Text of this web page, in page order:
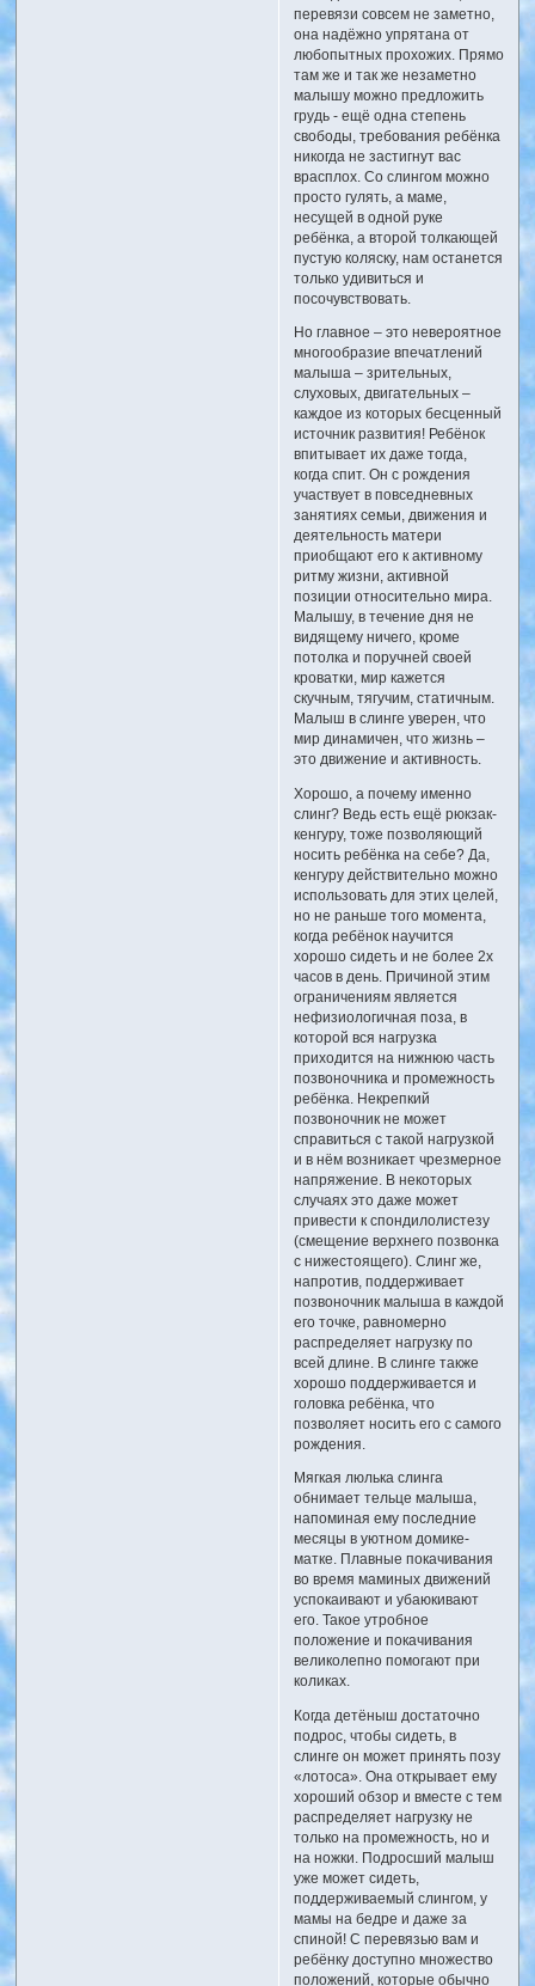
перевязи совсем не заметно,
она надёжно упрятана от
любопытных прохожих. Прямо
там же и так же незаметно
малышу можно предложить
грудь - ещё одна степень
свободы, требования ребёнка
никогда не застигнут вас
врасплох. Со слингом можно
просто гулять, a маме,
несущей в одной руке
ребёнка, а второй толкающей
пустую коляску, нам останется
только удивиться и
посочувствовать.
Но главное – это невероятное
многообразие впечатлений
малыша – зрительных,
слуховых, двигательных –
каждое из которых бесценный
источник развития! Ребёнок
впитывает их даже тогда,
когда спит. Он с рождения
участвует в повседневных
занятиях семьи, движения и
деятельность матери
приобщают его к активному
ритму жизни, активной
позиции относительно мира.
Малышу, в течение дня не
видящему ничего, кроме
потолка и поручней своей
кроватки, мир кажется
скучным, тягучим, статичным.
Малыш в слинге уверен, что
мир динамичен, что жизнь –
это движение и активность.
Хорошо, а почему именно
слинг? Ведь есть ещё рюкзак-
кенгуру, тоже позволяющий
носить ребёнка на себе? Да,
кенгуру действительно можно
использовать для этих целей,
но не раньше того момента,
когда ребёнок научится
хорошо сидеть и не более 2х
часов в день. Причиной этим
ограничениям является
нефизиологичная поза, в
которой вся нагрузка
приходится на нижнюю часть
позвоночника и промежность
ребёнка. Некрепкий
позвоночник не может
справиться с такой нагрузкой
и в нём возникает чрезмерное
напряжение. В некоторых
случаях это даже может
привести к спондилолистезу
(смещение верхнего позвонка
с нижестоящего). Слинг же,
напротив, поддерживает
позвоночник малыша в каждой
его точке, равномерно
распределяет нагрузку по
всей длине. В слинге также
хорошо поддерживается и
головка ребёнка, что
позволяет носить его с самого
рождения.
Мягкая люлька слинга
обнимает тельце малыша,
напоминая ему последние
месяцы в уютном домике-
матке. Плавные покачивания
во время маминых движений
успокаивают и убаюкивают
его. Такое утробное
положение и покачивания
великолепно помогают при
коликах.
Когда детёныш достаточно
подрос, чтобы сидеть, в
слинге он может принять позу
«лотоса». Она открывает ему
хороший обзор и вместе с тем
распределяет нагрузку не
только на промежность, но и
на ножки. Подросший малыш
уже может сидеть,
поддерживаемый слингом, у
мамы на бедре и даже за
спиной! С перевязью вам и
ребёнку доступно множество
положений, которые обычно